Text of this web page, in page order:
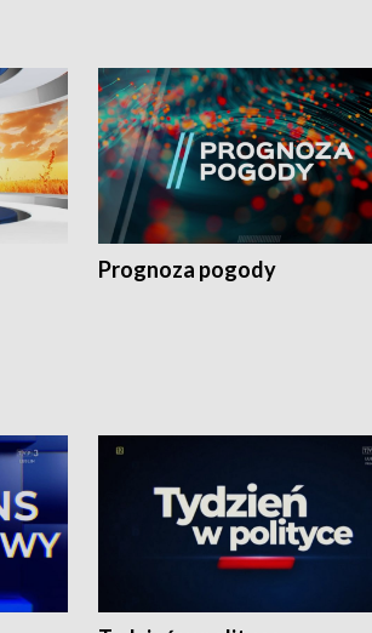
Prognoza pogody